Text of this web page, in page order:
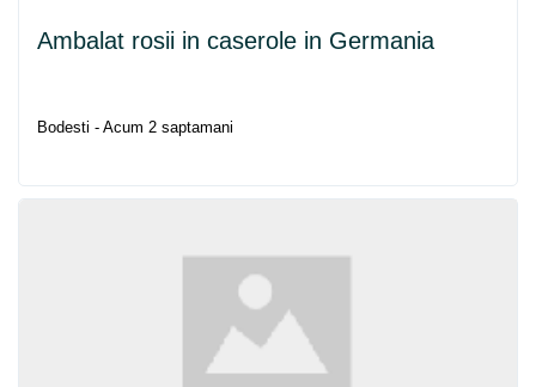
Ambalat rosii in caserole in Germania
Bodesti - Acum 2 saptamani